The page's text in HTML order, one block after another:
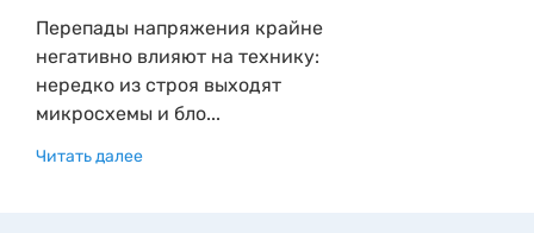
Перепады напряжения крайне
негативно влияют на технику:
нередко из строя выходят
микросхемы и бло...
Читать далее